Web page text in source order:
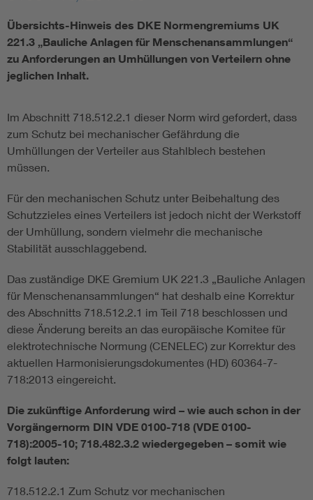
Smart Cities
DKE Fachinformationen im Kontext der Normung
Blitzschutz: DIN EN 62305 in der Übersicht
Circular Economy für mehr Ressourceneffizienz
Cybersecurity in der Industrieautomatisierung
DIN VDE 0100 für sichere Elektroinstallationen
Elektrofachkraft (EFK)
Übersichts-Hinweis des DKE Normengremiums UK
221.3 „Bauliche Anlagen für Menschenansammlungen“
zu Anforderungen an Umhüllungen von Verteilern ohne
jeglichen Inhalt.
Im Abschnitt 718.512.2.1 dieser Norm wird gefordert, dass
zum Schutz bei mechanischer Gefährdung die
Umhüllungen der Verteiler aus Stahlblech bestehen
müssen.
Für den mechanischen Schutz unter Beibehaltung des
Schutzzieles eines Verteilers ist jedoch nicht der Werkstoff
der Umhüllung, sondern vielmehr die mechanische
Stabilität ausschlaggebend.
Das zuständige DKE Gremium UK 221.3 „Bauliche Anlagen
für Menschenansammlungen“ hat deshalb eine Korrektur
des Abschnitts 718.512.2.1 im Teil 718 beschlossen und
diese Änderung bereits an das europäische Komitee für
elektrotechnische Normung (CENELEC) zur Korrektur des
aktuellen Harmonisierungsdokumentes (HD) 60364-7-
718:2013 eingereicht.
Die zukünftige Anforderung wird – wie auch schon in der
Vorgängernorm DIN VDE 0100-718 (VDE 0100-
718):2005-10; 718.482.3.2 wiedergegeben – somit wie
folgt lauten:
718.512.2.1 Zum Schutz vor mechanischen